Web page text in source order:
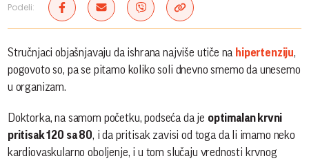
Podeli:
Stručnjaci objašnjavaju da ishrana najviše utiče na hipertenziju,
pogovoto so, pa se pitamo koliko soli dnevno smemo da unesemo
u organizam.
Doktorka, na samom početku, podseća da je optimalan krvni
pritisak 120 sa 80, i da pritisak zavisi od toga da li imamo neko
kardiovaskularno oboljenje, i u tom slučaju vrednosti krvnog